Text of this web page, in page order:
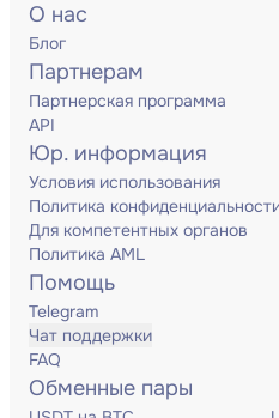
О нас
Блог
Партнерам
Партнерская программа
API
Юр. информация
Условия использования
Политика
Для компетентных органов
Политика AML
Помощь
Telegram
Чат поддержки
FAQ
Обменные пары